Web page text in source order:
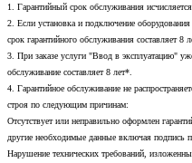
1. Гарантийный срок обслуживания
2. Если установка и подключение
срок гарантийного обслуживания составляет 8
3. При заказе услуги "Ввод в эксплуатацию"
обслуживание составляет 8 лет*.
4. Гарантийное обслуживание не
строя по следующим причинам:
Отсутствует или неправильно оформлен
другие необходимые данные включая подпись
Нарушение технических требований,